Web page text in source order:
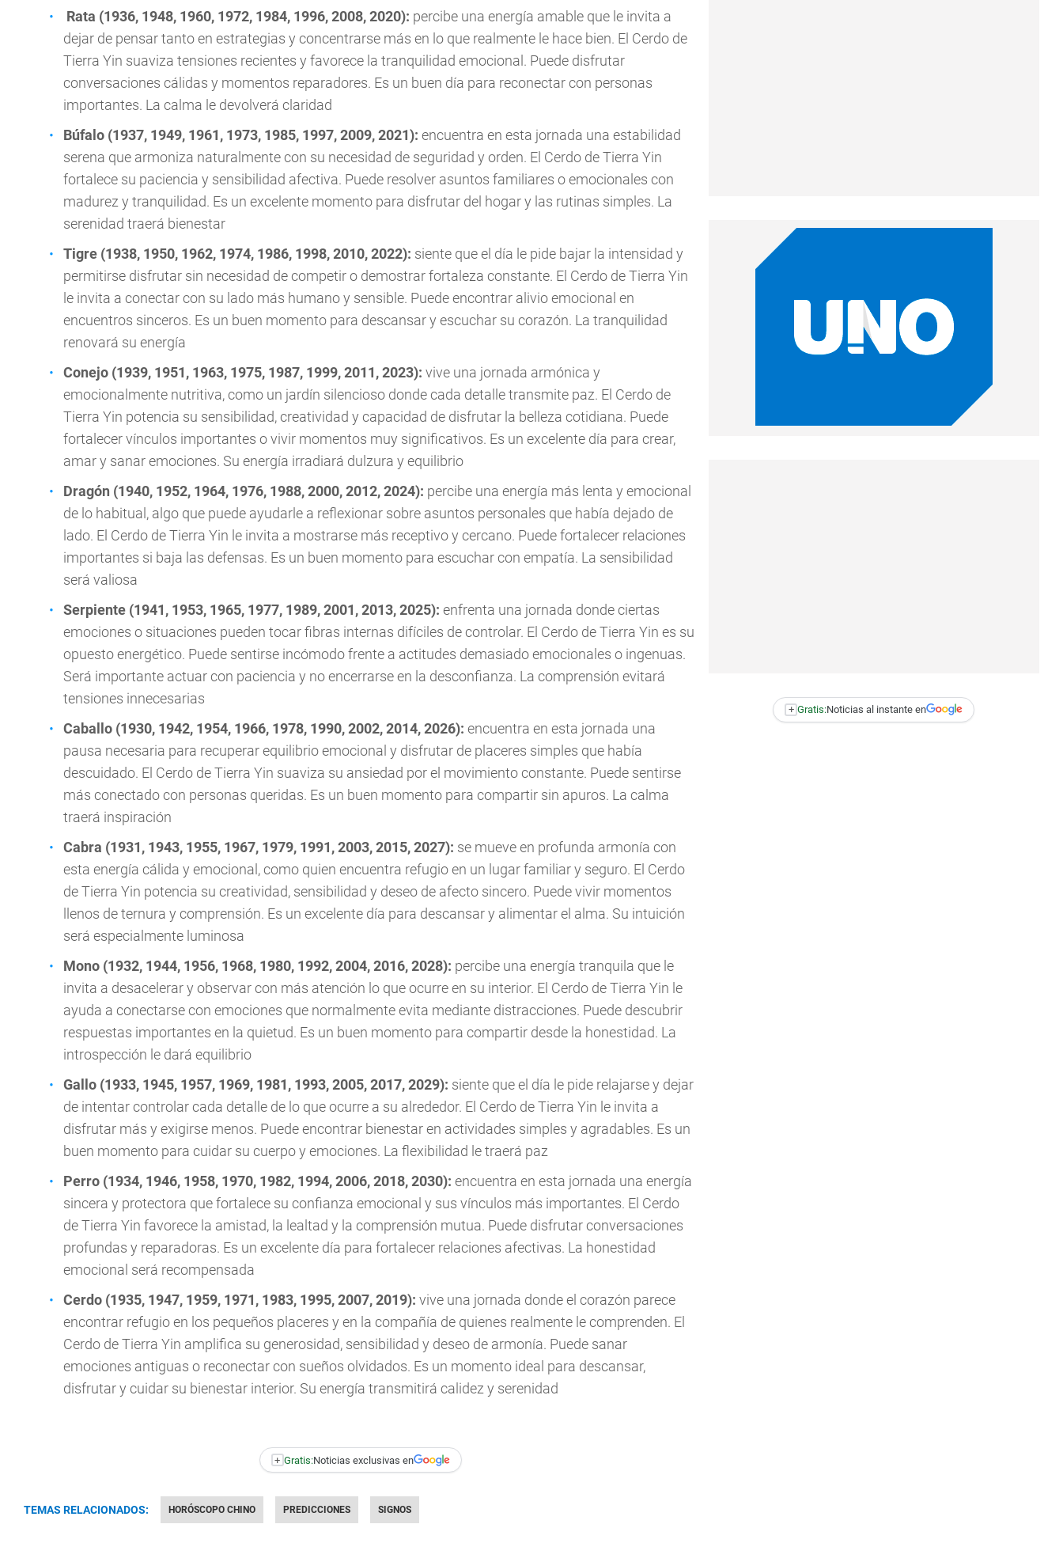
Rata (1936, 1948, 1960, 1972, 1984, 1996, 2008, 2020): percibe una energía amable que le invita a
dejar de pensar tanto en estrategias y concentrarse más en lo que realmente le hace bien. El Cerdo de
Tierra Yin suaviza tensiones recientes y favorece la tranquilidad emocional. Puede disfrutar
conversaciones cálidas y momentos reparadores. Es un buen día para reconectar con personas
importantes. La calma le devolverá claridad
Búfalo (1937, 1949, 1961, 1973, 1985, 1997, 2009, 2021): encuentra en esta jornada una estabilidad
serena que armoniza naturalmente con su necesidad de seguridad y orden. El Cerdo de Tierra Yin
fortalece su paciencia y sensibilidad afectiva. Puede resolver asuntos familiares o emocionales con
madurez y tranquilidad. Es un excelente momento para disfrutar del hogar y las rutinas simples. La
serenidad traerá bienestar
Tigre (1938, 1950, 1962, 1974, 1986, 1998, 2010, 2022): siente que el día le pide bajar la intensidad y
permitirse disfrutar sin necesidad de competir o demostrar fortaleza constante. El Cerdo de Tierra Yin
le invita a conectar con su lado más humano y sensible. Puede encontrar alivio emocional en
encuentros sinceros. Es un buen momento para descansar y escuchar su corazón. La tranquilidad
renovará su energía
Conejo (1939, 1951, 1963, 1975, 1987, 1999, 2011, 2023): vive una jornada armónica y
emocionalmente nutritiva, como un jardín silencioso donde cada detalle transmite paz. El Cerdo de
Tierra Yin potencia su sensibilidad, creatividad y capacidad de disfrutar la belleza cotidiana. Puede
fortalecer vínculos importantes o vivir momentos muy significativos. Es un excelente día para crear,
amar y sanar emociones. Su energía irradiará dulzura y equilibrio
Dragón (1940, 1952, 1964, 1976, 1988, 2000, 2012, 2024): percibe una energía más lenta y emocional
de lo habitual, algo que puede ayudarle a reflexionar sobre asuntos personales que había dejado de
lado. El Cerdo de Tierra Yin le invita a mostrarse más receptivo y cercano. Puede fortalecer relaciones
importantes si baja las defensas. Es un buen momento para escuchar con empatía. La sensibilidad
será valiosa
Serpiente (1941, 1953, 1965, 1977, 1989, 2001, 2013, 2025): enfrenta una jornada donde ciertas
emociones o situaciones pueden tocar fibras internas difíciles de controlar. El Cerdo de Tierra Yin es su
opuesto energético. Puede sentirse incómodo frente a actitudes demasiado emocionales o ingenuas.
Será importante actuar con paciencia y no encerrarse en la desconfianza. La comprensión evitará
tensiones innecesarias
Caballo (1930, 1942, 1954, 1966, 1978, 1990, 2002, 2014, 2026): encuentra en esta jornada una
pausa necesaria para recuperar equilibrio emocional y disfrutar de placeres simples que había
descuidado. El Cerdo de Tierra Yin suaviza su ansiedad por el movimiento constante. Puede sentirse
más conectado con personas queridas. Es un buen momento para compartir sin apuros. La calma
traerá inspiración
Cabra (1931, 1943, 1955, 1967, 1979, 1991, 2003, 2015, 2027): se mueve en profunda armonía con
esta energía cálida y emocional, como quien encuentra refugio en un lugar familiar y seguro. El Cerdo
de Tierra Yin potencia su creatividad, sensibilidad y deseo de afecto sincero. Puede vivir momentos
llenos de ternura y comprensión. Es un excelente día para descansar y alimentar el alma. Su intuición
será especialmente luminosa
Mono (1932, 1944, 1956, 1968, 1980, 1992, 2004, 2016, 2028): percibe una energía tranquila que le
invita a desacelerar y observar con más atención lo que ocurre en su interior. El Cerdo de Tierra Yin le
ayuda a conectarse con emociones que normalmente evita mediante distracciones. Puede descubrir
respuestas importantes en la quietud. Es un buen momento para compartir desde la honestidad. La
introspección le dará equilibrio
Gallo (1933, 1945, 1957, 1969, 1981, 1993, 2005, 2017, 2029): siente que el día le pide relajarse y dejar
de intentar controlar cada detalle de lo que ocurre a su alrededor. El Cerdo de Tierra Yin le invita a
disfrutar más y exigirse menos. Puede encontrar bienestar en actividades simples y agradables. Es un
buen momento para cuidar su cuerpo y emociones. La flexibilidad le traerá paz
Perro (1934, 1946, 1958, 1970, 1982, 1994, 2006, 2018, 2030): encuentra en esta jornada una energía
sincera y protectora que fortalece su confianza emocional y sus vínculos más importantes. El Cerdo
de Tierra Yin favorece la amistad, la lealtad y la comprensión mutua. Puede disfrutar conversaciones
profundas y reparadoras. Es un excelente día para fortalecer relaciones afectivas. La honestidad
emocional será recompensada
Cerdo (1935, 1947, 1959, 1971, 1983, 1995, 2007, 2019): vive una jornada donde el corazón parece
encontrar refugio en los pequeños placeres y en la compañía de quienes realmente le comprenden. El
Cerdo de Tierra Yin amplifica su generosidad, sensibilidad y deseo de armonía. Puede sanar
emociones antiguas o reconectar con sueños olvidados. Es un momento ideal para descansar,
disfrutar y cuidar su bienestar interior. Su energía transmitirá calidez y serenidad
+ Gratis:Noticias exclusivas en
TEMAS RELACIONADOS: HORÓSCOPO CHINO PREDICCIONES SIGNOS
+ Gratis:Noticias al instante en